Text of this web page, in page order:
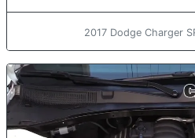
2017 Dodge Charger